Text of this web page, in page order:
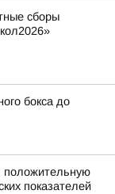
сборы
бокса до
показателей